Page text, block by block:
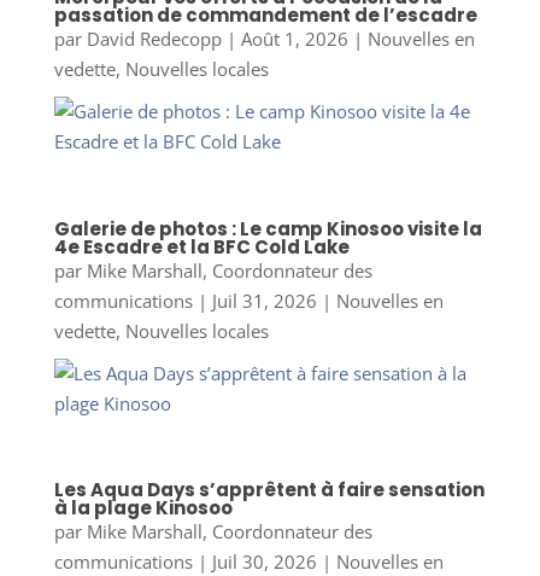
passation de commandement de l’escadre
par David Redecopp| Août 1, 2026 | Nouvelles en
vedette, Nouvelles locales
Galerie de photos : Le camp Kinosoo visite la
4e Escadre et la BFC Cold Lake
par Mike Marshall, Coordonnateur des
communications| Juil 31, 2026 | Nouvelles en
vedette, Nouvelles locales
Les Aqua Days s’apprêtent à faire sensation
à la plage Kinosoo
par Mike Marshall, Coordonnateur des
communications| Juil 30, 2026 | Nouvelles en